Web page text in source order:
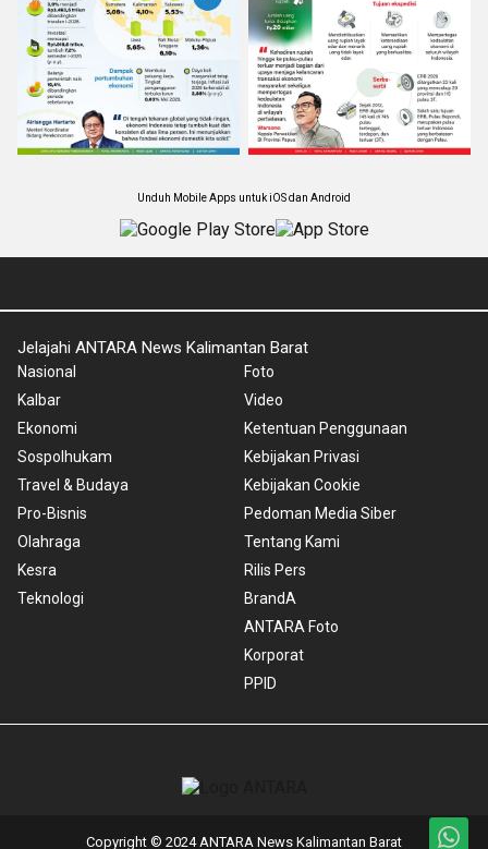
Unduh Mobile Apps untuk iOS dan Android
Jelajahi ANTARA News Kalimantan Barat
Nasional
Kalbar
Ekonomi
Sospolhukam
Travel & Budaya
Pro-Bisnis
Olahraga
Kesra
Teknologi
Foto
Video
Ketentuan Penggunaan
Kebijakan Privasi
Kebijakan Cookie
Pedoman Media Siber
Tentang Kami
Rilis Pers
BrandA
ANTARA Foto
Korporat
PPID
Copyright © 2024 ANTARA News Kalimantan Barat